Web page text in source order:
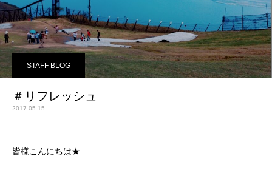
STAFF BLOG
＃リフレッシュ
2017.05.15
皆様こんにちは★